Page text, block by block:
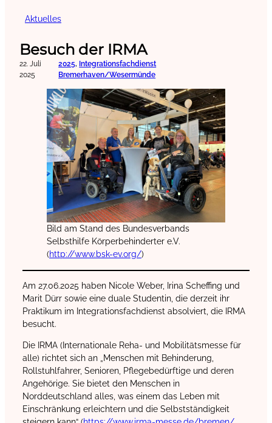
Aktuelles
Besuch der IRMA
22. Juli
2025
2025, Integrationsfachdienst
Bremerhaven/Wesermünde
Bild am Stand des Bundesverbands
Selbsthilfe Körperbehinderter e.V.
(http://www.bsk-ev.org/)
Am 27.06.2025 haben Nicole Weber, Irina Scheffing und
Marit Dürr sowie eine duale Studentin, die derzeit ihr
Praktikum im Integrationsfachdienst absolviert, die IRMA
besucht.
Die IRMA (Internationale Reha- und Mobilitätsmesse für
alle) richtet sich an „Menschen mit Behinderung,
Rollstuhlfahrer, Senioren, Pflegebedürftige und deren
Angehörige. Sie bietet den Menschen in
Norddeutschland alles, was einem das Leben mit
Einschränkung erleichtern und die Selbstständigkeit